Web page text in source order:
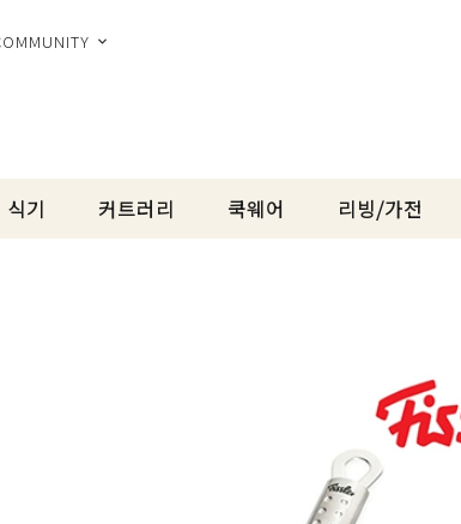
식기 커트러리 쿡웨어 리빙/가전